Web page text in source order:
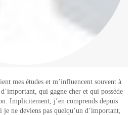
mes études et m’influencent souvent à
qui gagne cher et qui possède
Implicitement, j’en comprends depuis
je ne deviens pas quelqu’un d’important,